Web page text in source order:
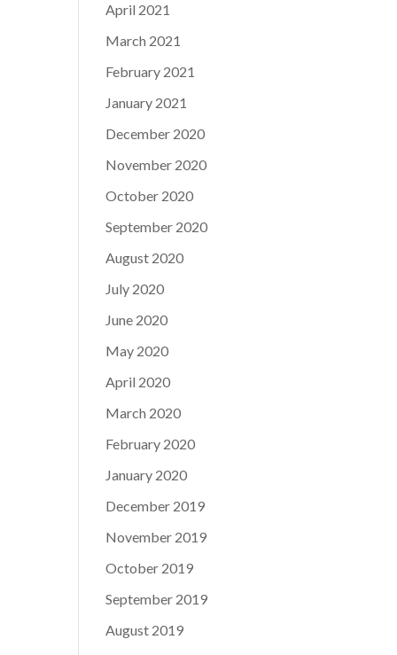
April 2021
March 2021
February 2021
January 2021
December 2020
November 2020
October 2020
September 2020
August 2020
July 2020
June 2020
May 2020
April 2020
March 2020
February 2020
January 2020
December 2019
November 2019
October 2019
September 2019
August 2019